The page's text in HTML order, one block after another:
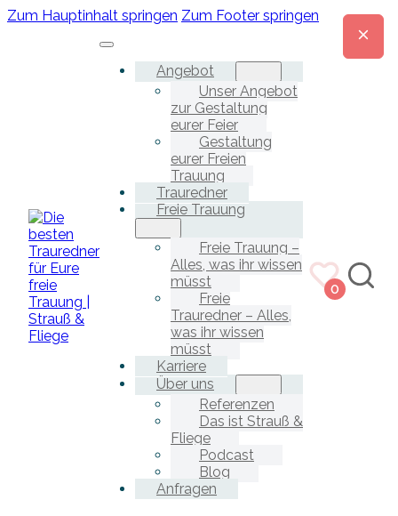
Zum Hauptinhalt springen Zum Footer springen
Angebot
Unser Angebot
zur Gestaltung
eurer Feier
Gestaltung
eurer Freien
Trauung
Trauredner
Freie Trauung
Freie Trauung –
Alles, was ihr wissen
müsst
Freie
Trauredner – Alles,
was ihr wissen
müsst
Karriere
Über uns
Referenzen
Das ist Strauß &
Fliege
Podcast
Blog
Anfragen
0